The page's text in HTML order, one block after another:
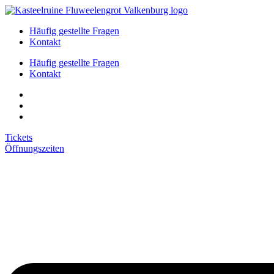
Zum
springenHäufig gestellte Fragen
Kontakt
Häufig gestellte Fragen
Kontakt
Tickets
Öffnungszeiten